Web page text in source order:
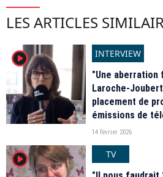
LES ARTICLES
player2
INTERVIEW
"Une aberration
Laroche-
placement de
émissions de
14 février 2026
player2
TV